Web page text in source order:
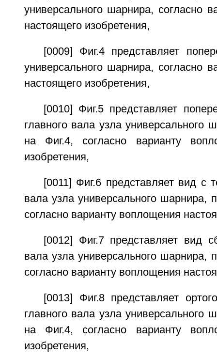
универсального шарнира, согласно
настоящего изобретения,
[0009] Фиг.4 представляет
универсального шарнира, согласно
настоящего изобретения,
[0010] Фиг.5 представляет
главного вала узла универсального
на Фиг.4, согласно варианту
изобретения,
[0011] Фиг.6 представляет вид с
вала узла универсального шарнира,
согласно варианту воплощения
[0012] Фиг.7 представляет вид
вала узла универсального шарнира,
согласно варианту воплощения
[0013] Фиг.8 представляет
главного вала узла универсального
на Фиг.4, согласно варианту
изобретения,